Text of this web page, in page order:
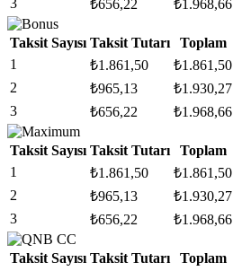
3 ₺656,22 ₺1.968,66
Taksit Sayısı Taksit Tutarı
Toplam
1
₺1.861,50 ₺1.861,50
2
₺965,13 ₺1.930,27
3
₺656,22 ₺1.968,66
Taksit Sayısı Taksit Tutarı
Toplam
1
₺1.861,50 ₺1.861,50
2
₺965,13 ₺1.930,27
3
₺656,22 ₺1.968,66
Taksit Sayısı Taksit Tutarı
Toplam